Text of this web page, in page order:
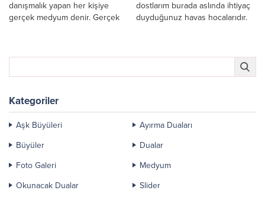
danışmalık yapan her kişiye
gerçek medyum denir. Gerçek
dostlarım burada aslında ihtiyaç
duyduğunuz havas hocalarıdır.
Kategoriler
Aşk Büyüleri
Ayırma Duaları
Büyüler
Dualar
Foto Galeri
Medyum
Okunacak Dualar
Slider